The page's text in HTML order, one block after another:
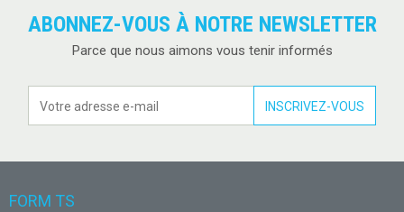
ABONNEZ-VOUS À NOTRE NEWSLETTER
Parce que nous aimons vous tenir informés
FORM TS